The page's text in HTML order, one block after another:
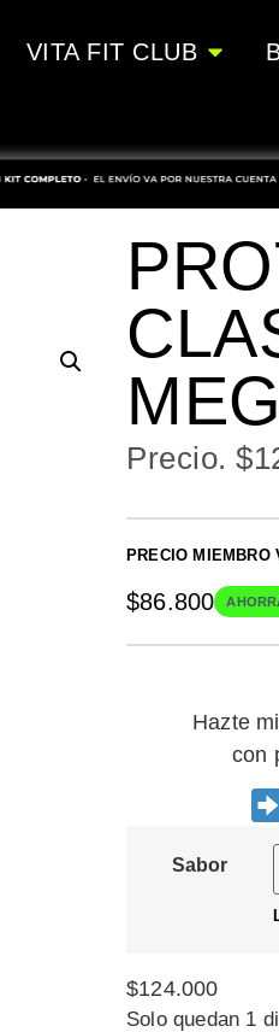
VITA FIT CLUB
Precio. $
PRECIO MIEMBRO
$86.800
Hazte
con
Sabor
$124.000
Solo quedan 1